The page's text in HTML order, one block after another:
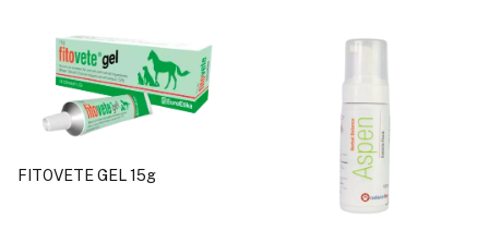
FITOVETE GEL 15g